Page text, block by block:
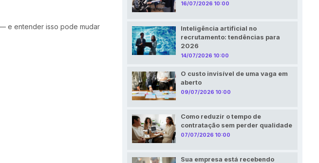
e entender isso pode mudar
16/07/2026 10:00
Inteligência artificial no
recrutamento: tendências para
2026
14/07/2026 10:00
O custo invisível de uma vaga em
aberto
09/07/2026 10:00
Como reduzir o tempo de
contratação sem perder qualidade
07/07/2026 10:00
Sua empresa está recebendo